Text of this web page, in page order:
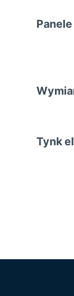
Tynk